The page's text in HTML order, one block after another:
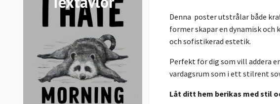
Denna poster utstrålar både
former skapar en dynamisk
och sofistikerad estetik.
Perfekt för dig som vill addera
vardagsrum som i ett stilrent
Låt ditt hem berikas med stil